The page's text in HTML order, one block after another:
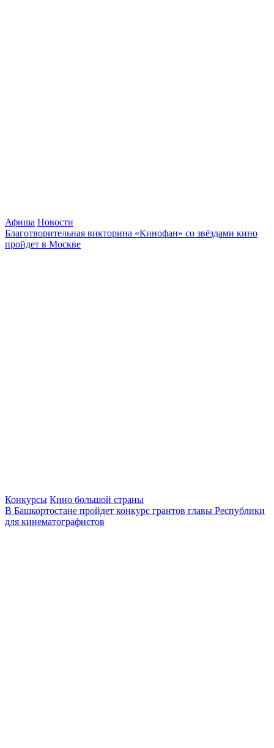
Афиша Новости
Благотворительная викторина «Кинофан» со звёздами кино
пройдет в Москве
Конкурсы Кино большой страны
В Башкортостане пройдет конкурс грантов главы Республики
для кинематографистов